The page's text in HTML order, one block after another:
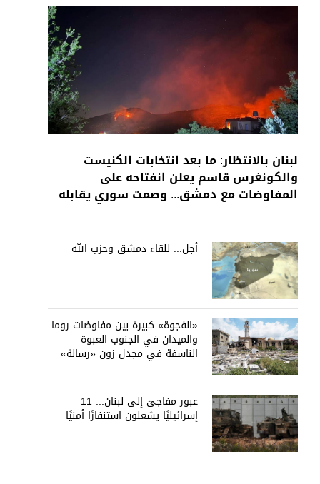
لبنان بالانتظار: ما بعد انتخابات الكنيست
والكونغرس قاسم يعلن انفتاحه على
المفاوضات مع دمشق... وصمت سوري يقابله
أجل... للقاء دمشق وحزب الله
«الفجوة» كبيرة بين مفاوضات روما
والميدان في الجنوب العبوة
الناسفة في مجدل زون «رسالة»
عبور مفاجئ إلى لبنان... 11
إسرائيليًا يشعلون استنفارًا أمنيًا